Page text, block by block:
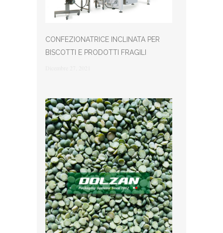
CONFEZIONATRICE INCLINATA PER
BISCOTTI E PRODOTTI FRAGILI